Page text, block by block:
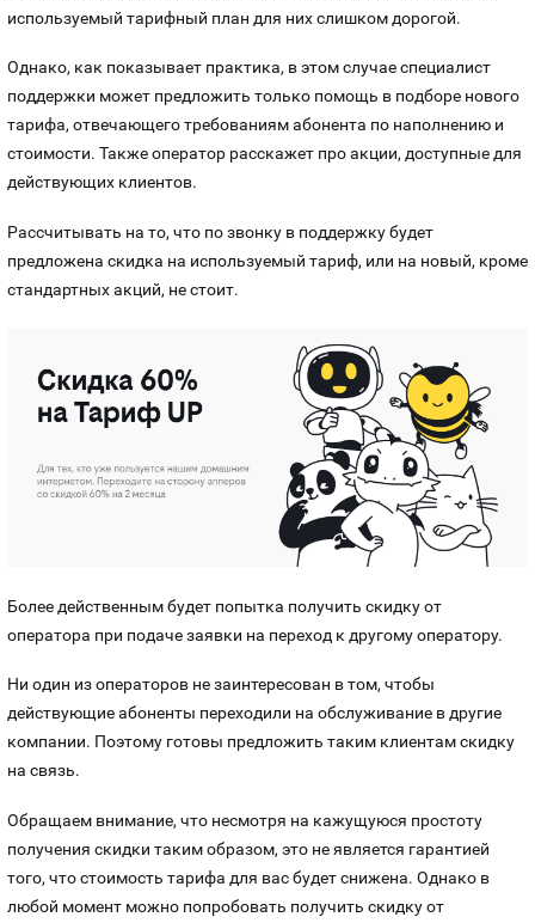
используемый тарифный план для них слишком дорогой.
Однако, как показывает практика, в этом случае специалист
поддержки может предложить только помощь в подборе нового
тарифа, отвечающего требованиям абонента по наполнению и
стоимости. Также оператор расскажет про акции, доступные для
действующих клиентов.
Рассчитывать на то, что по звонку в поддержку будет
предложена скидка на используемый тариф, или на новый, кроме
стандартных акций, не стоит.
Более действенным будет попытка получить скидку от
оператора при подаче заявки на переход к другому оператору.
Ни один из операторов не заинтересован в том, чтобы
действующие абоненты переходили на обслуживание в другие
компании. Поэтому готовы предложить таким клиентам скидку
на связь.
Обращаем внимание, что несмотря на кажущуюся простоту
получения скидки таким образом, это не является гарантией
того, что стоимость тарифа для вас будет снижена. Однако в
любой момент можно попробовать получить скидку от